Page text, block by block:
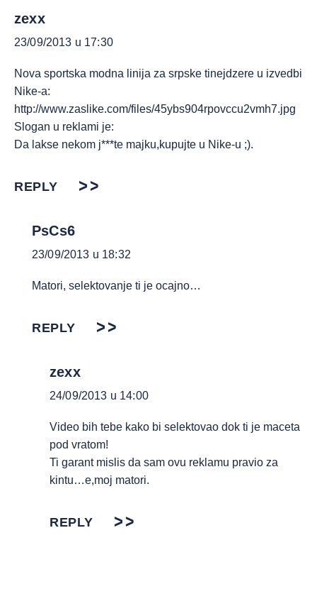
zexx
23/09/2013 u 17:30
Nova sportska modna linija za srpske tinejdzere u izvedbi
Nike-a:
http://www.zaslike.com/files/45ybs904rpovccu2vmh7.jpg
Slogan u reklami je:
Da lakse nekom j***te majku,kupujte u Nike-u ;).
REPLY
PsCs6
23/09/2013 u 18:32
Matori, selektovanje ti je ocajno…
REPLY
zexx
24/09/2013 u 14:00
Video bih tebe kako bi selektovao dok ti je maceta
pod vratom!
Ti garant mislis da sam ovu reklamu pravio za
kintu…e,moj matori.
REPLY